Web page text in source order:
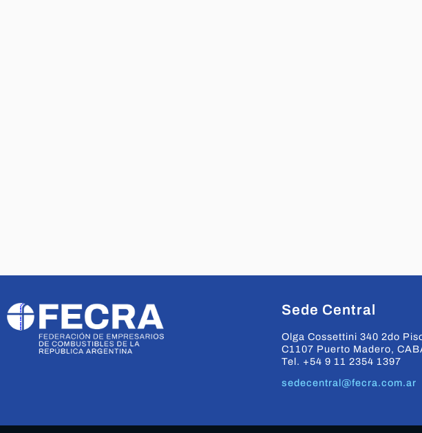
Sede Central
Olga Cossettini 340 2do
C1107 Puerto Madero,
Tel. +54 9 11 2354 1397
sedecentral@fecra.com.ar